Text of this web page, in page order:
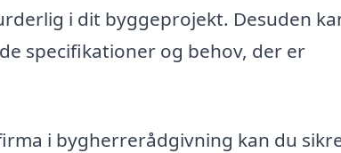
i dit byggeprojekt. Desuden
specifikationer og behov, der er
i bygherrerådgivning kan du